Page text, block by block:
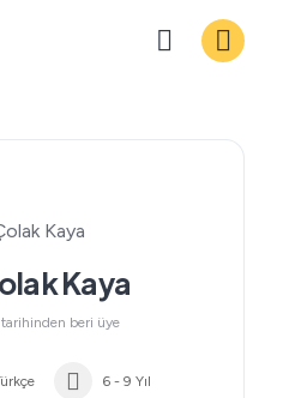
Kaya
beri üye
6 - 9 Yıl